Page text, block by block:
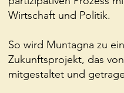
Wirtschaft und Politik.
So wird Muntagna zu
Zukunftsprojekt, das
mitgestaltet und